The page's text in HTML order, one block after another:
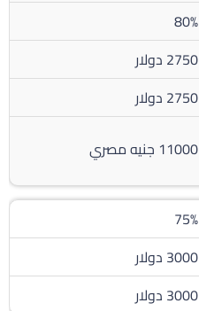
80%
2750 دولار
2750 دولار
11000 جنيه مصري
75%
3000 دولار
3000 دولار